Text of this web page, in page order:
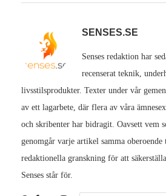
SENSES.SE
Senses redaktion har
recenserat teknik,
livsstilsprodukter. Texter under vår
av ett lagarbete, där flera av våra
och skribenter har bidragit. Oavsett vem
genomgår varje artikel samma oberoende
redaktionella granskning för att
Senses står för.